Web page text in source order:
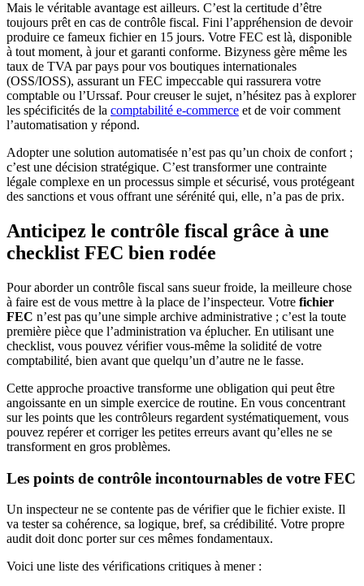
Mais le véritable avantage est ailleurs. C’est la certitude d’être
toujours prêt en cas de contrôle fiscal. Fini l’appréhension de devoir
produire ce fameux fichier en 15 jours. Votre FEC est là, disponible
à tout moment, à jour et garanti conforme. Bizyness gère même les
taux de TVA par pays pour vos boutiques internationales
(OSS/IOSS), assurant un FEC impeccable qui rassurera votre
comptable ou l’Urssaf. Pour creuser le sujet, n’hésitez pas à explorer
les spécificités de la comptabilité e-commerce et de voir comment
l’automatisation y répond.
Adopter une solution automatisée n’est pas qu’un choix de confort ;
c’est une décision stratégique. C’est transformer une contrainte
légale complexe en un processus simple et sécurisé, vous protégeant
des sanctions et vous offrant une sérénité qui, elle, n’a pas de prix.
Anticipez le contrôle fiscal grâce à une
checklist FEC bien rodée
Pour aborder un contrôle fiscal sans sueur froide, la meilleure chose
à faire est de vous mettre à la place de l’inspecteur. Votre fichier
FEC n’est pas qu’une simple archive administrative ; c’est la toute
première pièce que l’administration va éplucher. En utilisant une
checklist, vous pouvez vérifier vous-même la solidité de votre
comptabilité, bien avant que quelqu’un d’autre ne le fasse.
Cette approche proactive transforme une obligation qui peut être
angoissante en un simple exercice de routine. En vous concentrant
sur les points que les contrôleurs regardent systématiquement, vous
pouvez repérer et corriger les petites erreurs avant qu’elles ne se
transforment en gros problèmes.
Les points de contrôle incontournables de votre FEC
Un inspecteur ne se contente pas de vérifier que le fichier existe. Il
va tester sa cohérence, sa logique, bref, sa crédibilité. Votre propre
audit doit donc porter sur ces mêmes fondamentaux.
Voici une liste des vérifications critiques à mener :